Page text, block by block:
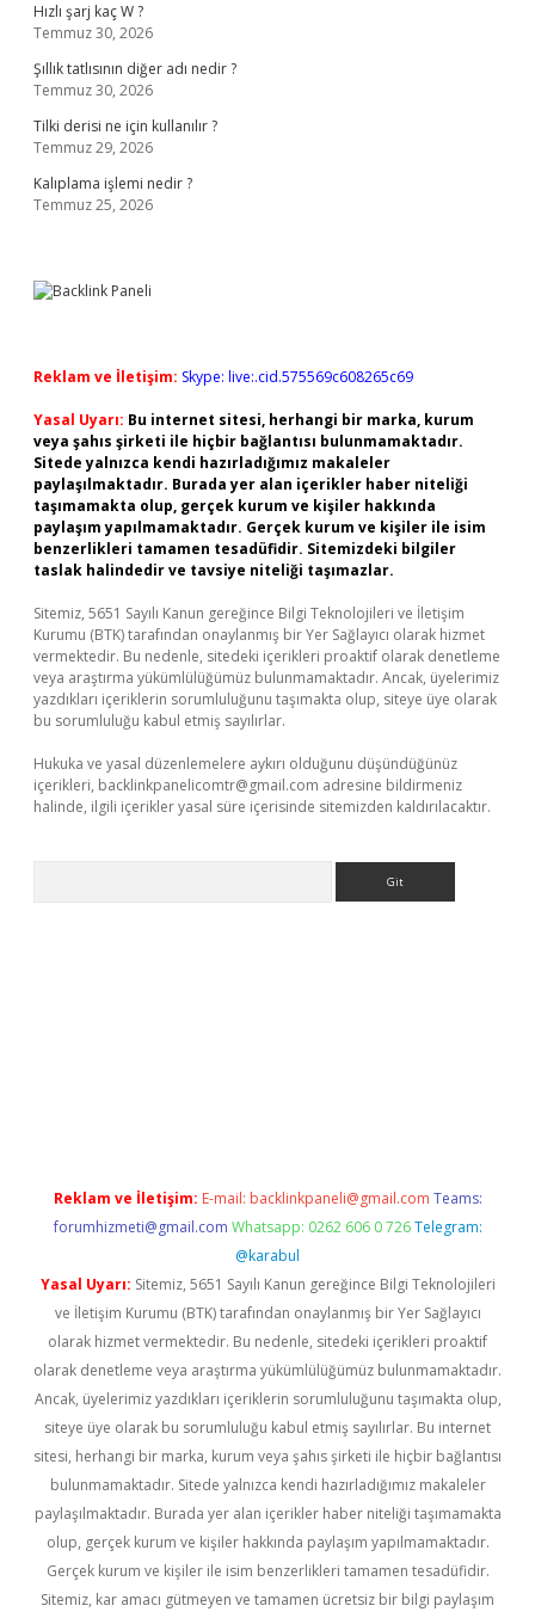
Hızlı şarj kaç W ?
Temmuz 30, 2026
Şıllık tatlısının diğer adı nedir ?
Temmuz 30, 2026
Tilki derisi ne için kullanılır ?
Temmuz 29, 2026
Kalıplama işlemi nedir ?
Temmuz 25, 2026
Reklam ve İletişim: Skype: live:.cid.575569c608265c69
Yasal Uyarı: Bu internet sitesi, herhangi bir marka, kurum
veya şahıs şirketi ile hiçbir bağlantısı bulunmamaktadır.
Sitede yalnızca kendi hazırladığımız makaleler
paylaşılmaktadır. Burada yer alan içerikler haber niteliği
taşımamakta olup, gerçek kurum ve kişiler hakkında
paylaşım yapılmamaktadır. Gerçek kurum ve kişiler ile isim
benzerlikleri tamamen tesadüfidir. Sitemizdeki bilgiler
taslak halindedir ve tavsiye niteliği taşımazlar.
Sitemiz, 5651 Sayılı Kanun gereğince Bilgi Teknolojileri ve İletişim
Kurumu (BTK) tarafından onaylanmış bir Yer Sağlayıcı olarak hizmet
vermektedir. Bu nedenle, sitedeki içerikleri proaktif olarak denetleme
veya araştırma yükümlülüğümüz bulunmamaktadır. Ancak, üyelerimiz
yazdıkları içeriklerin sorumluluğunu taşımakta olup, siteye üye olarak
bu sorumluluğu kabul etmiş sayılırlar.
Hukuka ve yasal düzenlemelere aykırı olduğunu düşündüğünüz
içerikleri, backlinkpanelicomtr@gmail.com adresine bildirmeniz
halinde, ilgili içerikler yasal süre içerisinde sitemizden kaldırılacaktır.
Reklam ve İletişim: E-mail: backlinkpaneli@gmail.com Teams:
forumhizmeti@gmail.com Whatsapp: 0262 606 0 726 Telegram:
@karabul
Yasal Uyarı: Sitemiz, 5651 Sayılı Kanun gereğince Bilgi Teknolojileri
ve İletişim Kurumu (BTK) tarafından onaylanmış bir Yer Sağlayıcı
olarak hizmet vermektedir. Bu nedenle, sitedeki içerikleri proaktif
olarak denetleme veya araştırma yükümlülüğümüz bulunmamaktadır.
Ancak, üyelerimiz yazdıkları içeriklerin sorumluluğunu taşımakta olup,
siteye üye olarak bu sorumluluğu kabul etmiş sayılırlar. Bu internet
sitesi, herhangi bir marka, kurum veya şahıs şirketi ile hiçbir bağlantısı
bulunmamaktadır. Sitede yalnızca kendi hazırladığımız makaleler
paylaşılmaktadır. Burada yer alan içerikler haber niteliği taşımamakta
olup, gerçek kurum ve kişiler hakkında paylaşım yapılmamaktadır.
Gerçek kurum ve kişiler ile isim benzerlikleri tamamen tesadüfidir.
Sitemiz, kar amacı gütmeyen ve tamamen ücretsiz bir bilgi paylaşım